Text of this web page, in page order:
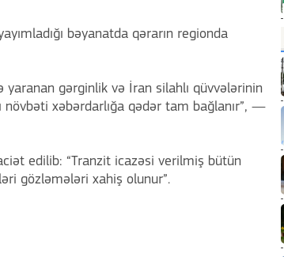
bəyanatda qərarın regionda
yaranan gərginlik və İran silahlı qüvvələrinin
xəbərdarlığa qədər tam bağlanır”, —
edilib: “Tranzit icazəsi verilmiş bütün
gözləmələri xahiş olunur”.